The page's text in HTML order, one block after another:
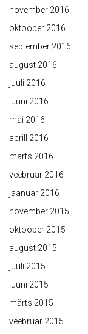
november 2016
oktoober 2016
september 2016
august 2016
juuli 2016
juuni 2016
mai 2016
aprill 2016
märts 2016
veebruar 2016
jaanuar 2016
november 2015
oktoober 2015
august 2015
juuli 2015
juuni 2015
märts 2015
veebruar 2015